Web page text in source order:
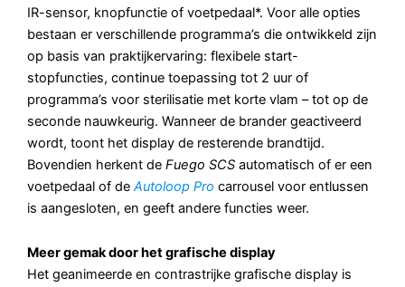
IR-sensor, knopfunctie of voetpedaal*. Voor alle opties
bestaan er verschillende programma’s die ontwikkeld zijn
op basis van praktijkervaring: flexibele start-
stopfuncties, continue toepassing tot 2 uur of
programma’s voor sterilisatie met korte vlam – tot op de
seconde nauwkeurig. Wanneer de brander geactiveerd
wordt, toont het display de resterende brandtijd.
Bovendien herkent de Fuego SCS automatisch of er een
voetpedaal of de Autoloop Pro carrousel voor entlussen
is aangesloten, en geeft andere functies weer.
Meer gemak door het grafische display
Het geanimeerde en contrastrijke grafische display is